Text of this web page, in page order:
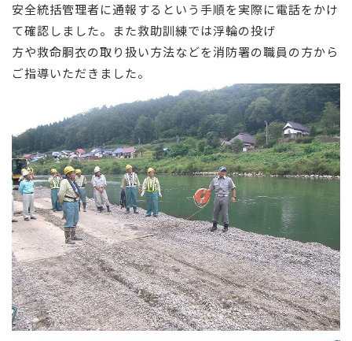
安全統括管理者に通報するという手順を実際に電話をかけ
て確認しました。また救助訓練では浮輪の投げ
方や救命胴衣の取り扱い方法などを消防署の職員の方から
ご指導いただきました。